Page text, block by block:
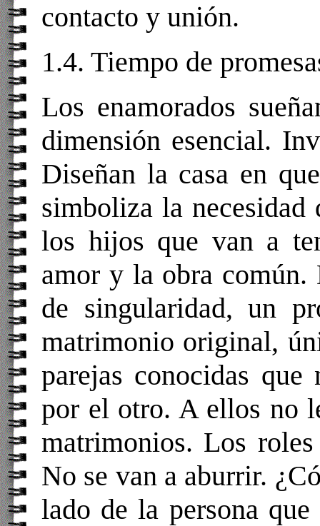
contacto y unión.
1.4. Tiempo de
Los enamorados
dimensión esencial.
Diseñan la casa en
simboliza la necesidad
los hijos que van a
amor y la obra común.
de singularidad, un
matrimonio original,
parejas conocidas
por el otro. A ellos no
matrimonios. Los
No se van a aburrir.
lado de la persona